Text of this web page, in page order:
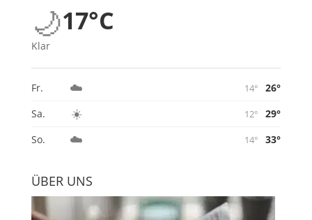
🌙17°C
Klar
Fr. ☁️ 14°
26°
Sa.
☀️ 12°
29°
So.
☁️ 14° 33°
ÜBER UNS